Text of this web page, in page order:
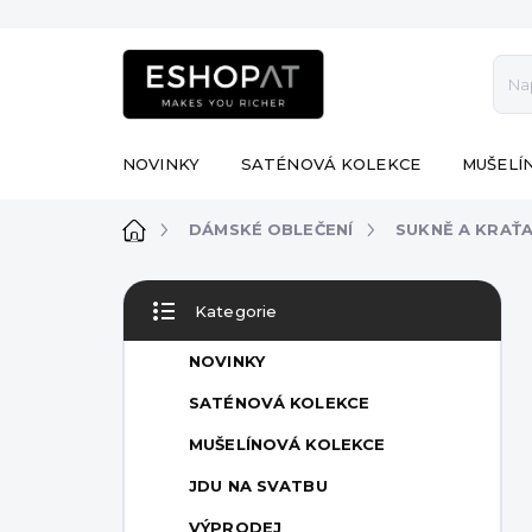
NOVINKY SATÉNOVÁ KOLEKCE
DomůDÁMSKÉ OBLEČENÍ SUKNĚ A
P
s
kategorie
Kategorie
NOVINKY
SATÉNOVÁ KOLEKCE
MUŠELÍNOVÁ KOLEKCE
JDU NA SVATBU
VÝPRODEJ